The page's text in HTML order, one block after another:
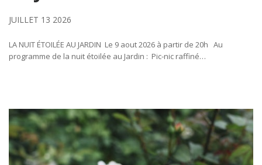
JUILLET 13 2026
LA NUIT ÉTOILÉE AU JARDIN Le 9 aout 2026 à partir de 20h Au
programme de la nuit étoilée au Jardin : Pic-nic raffiné…